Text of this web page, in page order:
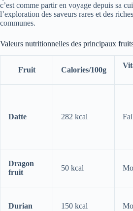
c’est comme partir en voyage depuis sa
l’exploration des saveurs rares et des
communes.
Valeurs nutritionnelles des principaux
Fruit Calories/100g
Datte 282 kcal
Dragon
fruit
50 kcal
Durian 150 kcal